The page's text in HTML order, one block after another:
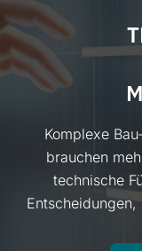
Komplexe
brauchen
technische